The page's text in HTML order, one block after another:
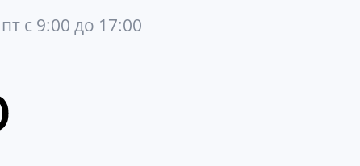
с 9:00 до 17:00